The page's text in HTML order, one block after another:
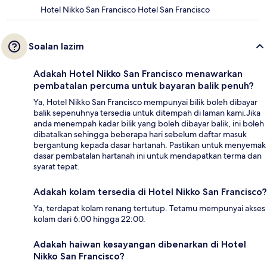
Hotel Nikko San Francisco Hotel San Francisco
Soalan lazim
Adakah Hotel Nikko San Francisco menawarkan
pembatalan percuma untuk bayaran balik penuh?
Ya, Hotel Nikko San Francisco mempunyai bilik boleh dibayar
balik sepenuhnya tersedia untuk ditempah di laman kami.Jika
anda menempah kadar bilik yang boleh dibayar balik, ini boleh
dibatalkan sehingga beberapa hari sebelum daftar masuk
bergantung kepada dasar hartanah. Pastikan untuk menyemak
dasar pembatalan hartanah ini untuk mendapatkan terma dan
syarat tepat.
Adakah kolam tersedia di Hotel Nikko San Francisco?
Ya, terdapat kolam renang tertutup. Tetamu mempunyai akses
kolam dari 6:00 hingga 22:00.
Adakah haiwan kesayangan dibenarkan di Hotel
Nikko San Francisco?